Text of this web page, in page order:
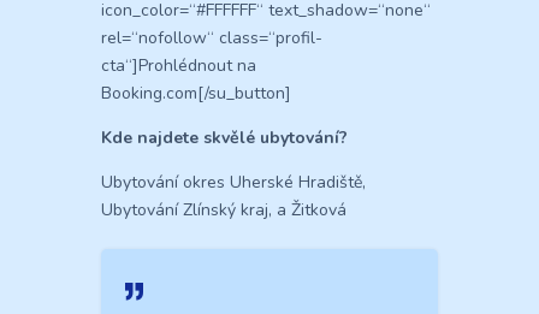
icon_color=“#FFFFFF“ text_shadow=“none“
rel=“nofollow“ class=“profil-
cta“]Prohlédnout na
Booking.com[/su_button]
Kde najdete skvělé ubytování?
Ubytování okres Uherské Hradiště,
Ubytování Zlínský kraj, a Žitková